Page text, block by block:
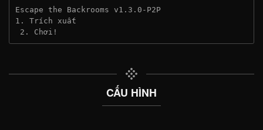
Escape the Backrooms v1.3.0-P2P
1. Trích xuất
2. Chơi!
CẤU HÌNH